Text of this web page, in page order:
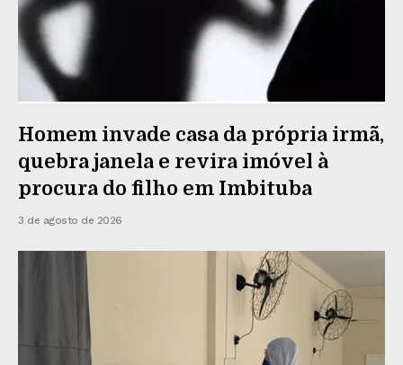
Homem invade casa da própria irmã,
quebra janela e revira imóvel à
procura do filho em Imbituba
3 de agosto de 2026